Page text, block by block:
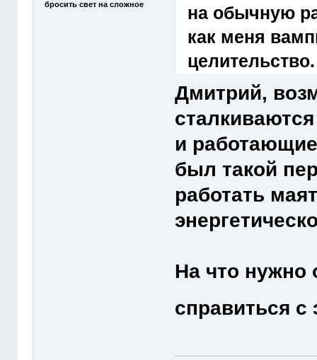
бросить свет на сложное
на обычную
как меня
целительство.
Дмитрий,
и
был такой
работать
На что нужно
справиться